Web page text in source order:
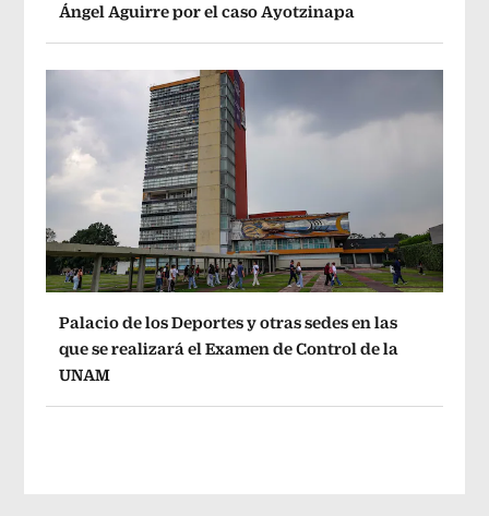
Ángel Aguirre por el caso Ayotzinapa
Palacio de los Deportes y otras sedes en las
que se realizará el Examen de Control de la
UNAM